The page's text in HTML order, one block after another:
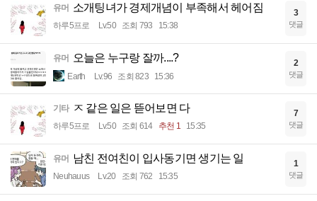
유머 소개팅녀가 경제개념이 부족해서 헤어짐
하루5프로 Lv.50 조회 793 15:38
3
댓글
유머 오늘은 누구랑 잘까....?
Earth Lv.96 조회 823 15:36
2
댓글
기타 ㅈ 같은 일은 뜯어보면 다
하루5프로 Lv.50 조회 614 추천 1 15:35
7
댓글
유머 남친 전여친이 입사동기면 생기는 일
Neuhauus Lv.20 조회 762 15:35
1
댓글